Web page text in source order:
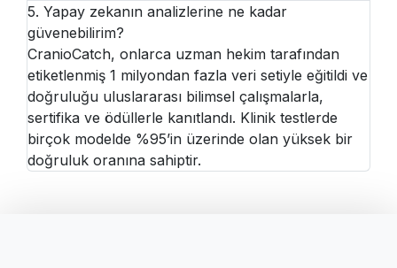
5. Yapay zekanın analizlerine ne kadar
güvenebilirim?
CranioCatch, onlarca uzman hekim tarafından
etiketlenmiş 1 milyondan fazla veri setiyle eğitildi ve
doğruluğu uluslararası bilimsel çalışmalarla,
sertifika ve ödüllerle kanıtlandı. Klinik testlerde
birçok modelde %95’in üzerinde olan yüksek bir
doğruluk oranına sahiptir.